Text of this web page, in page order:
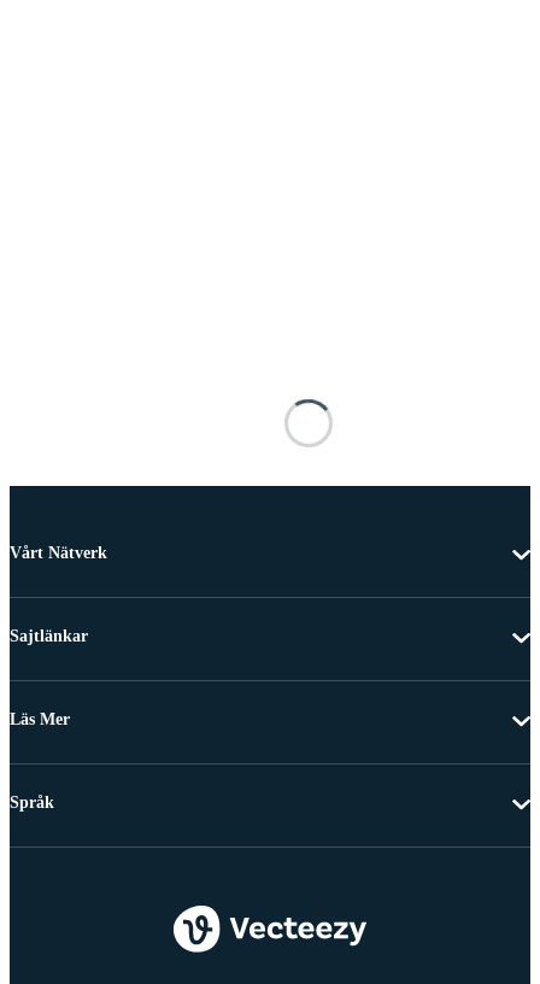
Vårt Nätverk
Sajtlänkar
Läs Mer
Språk